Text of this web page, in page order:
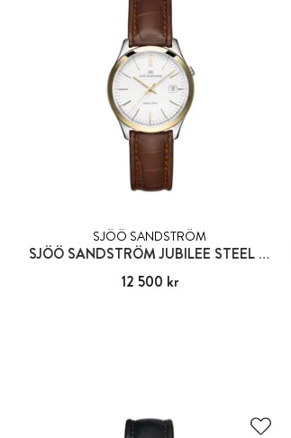
SJÖÖ SANDSTRÖM
SJÖÖ SANDSTRÖM JUBILEE STEEL GENT
Pris: 12 500 kr
12 500 kr